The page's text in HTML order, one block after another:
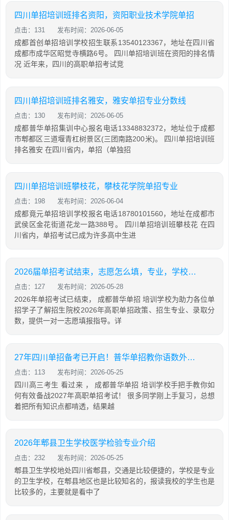
四川单招培训班排名资阳，资阳职业技术学院单招
点击：131 发布时间：2026-06-05
成都首创单招培训学校招生联系13540123367，地址在四川省
成都市成华区昭觉寺横路6号。 四川单招培训班在资阳的排名情
况 近年来，四川的高职单招考试竞
四川单招培训班排名雅安，雅安单招专业分数线
点击：130 发布时间：2026-06-05
成都普华单招集训中心报名电话13348832372，地址位于成都
市郫都区三道堰青杠树景区(三团南路200米)。 四川单招培训班
排名雅安 在四川省内，单招（单独招
四川单招培训班攀枝花，攀枝花学院单招专业
点击：198 发布时间：2026-06-04
成都竟元单招培训学校报名电话18780101560，地址在成都市
武侯区金花街道花龙一路388号。 四川单招培训班攀枝花 在四
川省内，单招考试已成为许多高中生进
2026届单招考试结束，志愿怎么填，专业，学校怎么选？普华单招1v1志愿填报！
点击：127 发布时间：2026-05-28
2026年单招考试已结束， 成都普华单招 培训学校为助力各位单
招学子了解招生院校2026年高职单招政策、招生专业、录取分
数，提供一对一志愿填报指导。详
27年四川单招备考已开启！普华单招教你语数外，通用信息技术如何有效备考
点击：113 发布时间：2026-05-25
四川高三考生 看过来 ， 成都普华单招 培训学校手把手教你如
何有效备战2027年高职单招考试！ 很多同学刚上手复习，总想
着把所有知识点都啃透，结果越
2026年郫县卫生学校医学检验专业介绍
点击：232 发布时间：2026-05-25
郫县卫生学校地处四川省郫县，交通是比较便捷的，学校是专业
的卫生学校，在郫县地区也是比较知名的，报读我校的学生也是
比较多的，主要就是看中了